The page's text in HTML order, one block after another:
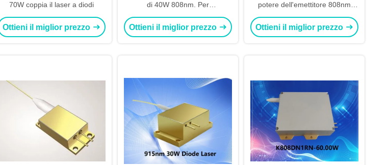
70W coppia il laser a diodi
Ottieni il miglior prezzo
di 40W 808nm. Per
l'accoppiamento della fibra di
400µm
Ottieni il miglior prezzo
potere dell'emettitore 808nm
150W coppia il laser a diodi
Ottieni il miglior prezzo